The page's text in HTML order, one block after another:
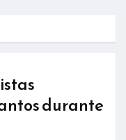
durante